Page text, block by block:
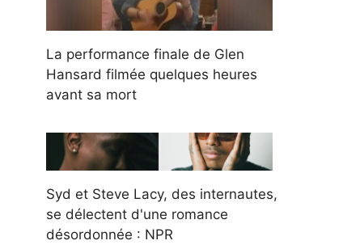
La performance finale de Glen
Hansard filmée quelques heures
avant sa mort
Syd et Steve Lacy, des internautes,
se délectent d'une romance
désordonnée : NPR